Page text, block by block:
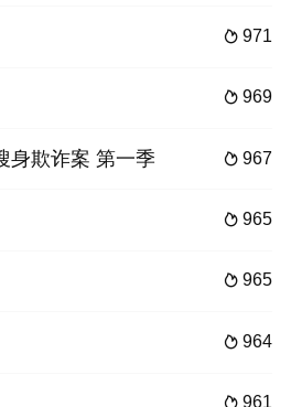
 971
 969
 967
身欺诈案 第一季
 965
 965
 964
 961